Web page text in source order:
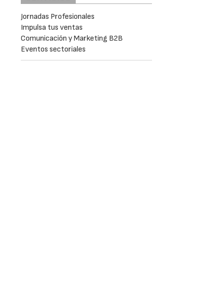
Jornadas Profesionales
Impulsa tus ventas
Comunicación y Marketing B2B
Eventos sectoriales